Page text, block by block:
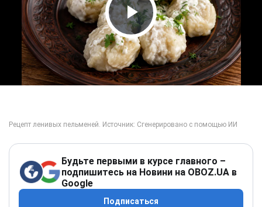
Play Video
Будьте первыми в курсе главного –
подпишитесь на Новини на OBOZ.UA в
Google
Подписаться